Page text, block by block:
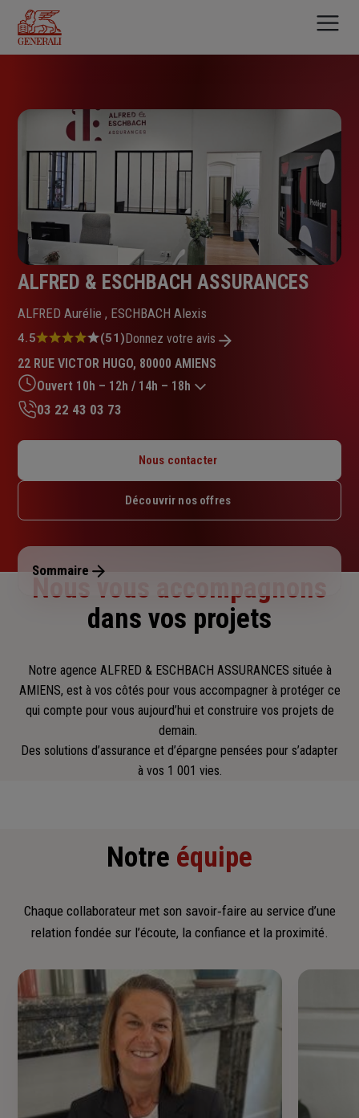
contenu
principal
ALFRED & ESCHBACH ASSURANCES
ALFRED Aurélie , ESCHBACH Alexis
Note
4.5
sur
5
étoiles
4.5 (51)Donnez votre avis
22 RUE VICTOR HUGO, 80000 AMIENS
Ouvert 10h – 12h / 14h – 18h
Mardi : 09h – 12h / 14h – 18h
Jeudi : 09h – 12h / 14h – 18h
Dimanche : Fermé
03 22 43 03 73
Nous contacter
Découvrir nos offres
Sommaire
Nous vous accompagnons
dans vos projets
Notre agence ALFRED & ESCHBACH ASSURANCES située à
AMIENS, est à vos côtés pour vous accompagner à protéger ce
qui compte pour vous aujourd’hui et construire vos projets de
demain.
Des solutions d’assurance et d’épargne pensées pour s’adapter
à vos 1 001 vies.
Notre équipe
Chaque collaborateur met son savoir‑faire au service d’une
relation fondée sur l’écoute, la confiance et la proximité.